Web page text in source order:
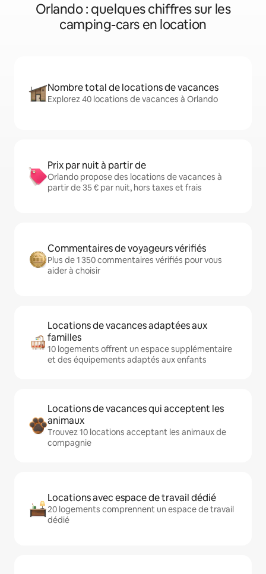
Orlando : quelques chiffres sur les
camping-cars en location
Nombre total de locations de vacances
Explorez 40 locations de vacances à Orlando
Prix par nuit à partir de
Orlando propose des locations de vacances à
partir de 35 € par nuit, hors taxes et frais
Commentaires de voyageurs vérifiés
Plus de 1 350 commentaires vérifiés pour vous
aider à choisir
Locations de vacances adaptées aux
familles
10 logements offrent un espace supplémentaire
et des équipements adaptés aux enfants
Locations de vacances qui acceptent les
animaux
Trouvez 10 locations acceptant les animaux de
compagnie
Locations avec espace de travail dédié
20 logements comprennent un espace de travail
dédié